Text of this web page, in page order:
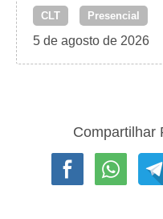
CLT Presencial
5 de agosto de 2026
Compartilhar